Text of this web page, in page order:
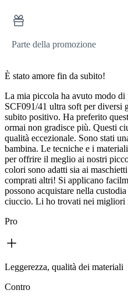
Parte della promozione
È stato amore fin da subito!
La mia piccola ha avuto modo
SCF091/41 ultra soft per diversi
subito positivo. Ha preferito
ormai non gradisce più. Questi
qualità eccezionale. Sono stati
bambina. Le tecniche e i
per offrire il meglio ai nostri
colori sono adatti sia ai
comprati altri! Si applicano
possono acquistare nella
ciuccio. Li ho trovati nei migliori
Pro
Leggerezza, qualità dei materiali
Contro